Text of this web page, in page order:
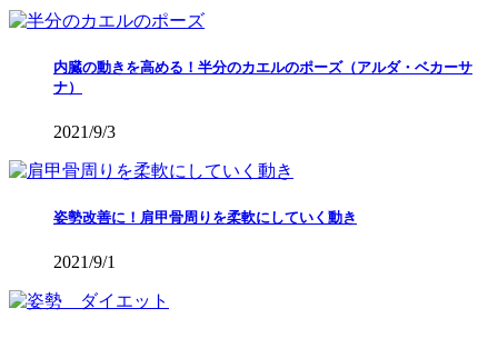
内臓の動きを高める！半分のカエルのポーズ（アルダ・ベカーサ
ナ）
2021/9/3
姿勢改善に！肩甲骨周りを柔軟にしていく動き
2021/9/1